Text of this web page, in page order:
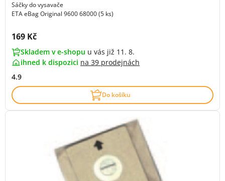
Sáčky do vysavače
ETA eBag Original 9600 68000 (5 ks)
Cena s DPH:
169 Kč
Skladem v e-shopu u vás již 11. 8.
ihned k dispozici na 39 prodejnách
4.9
Do košíku